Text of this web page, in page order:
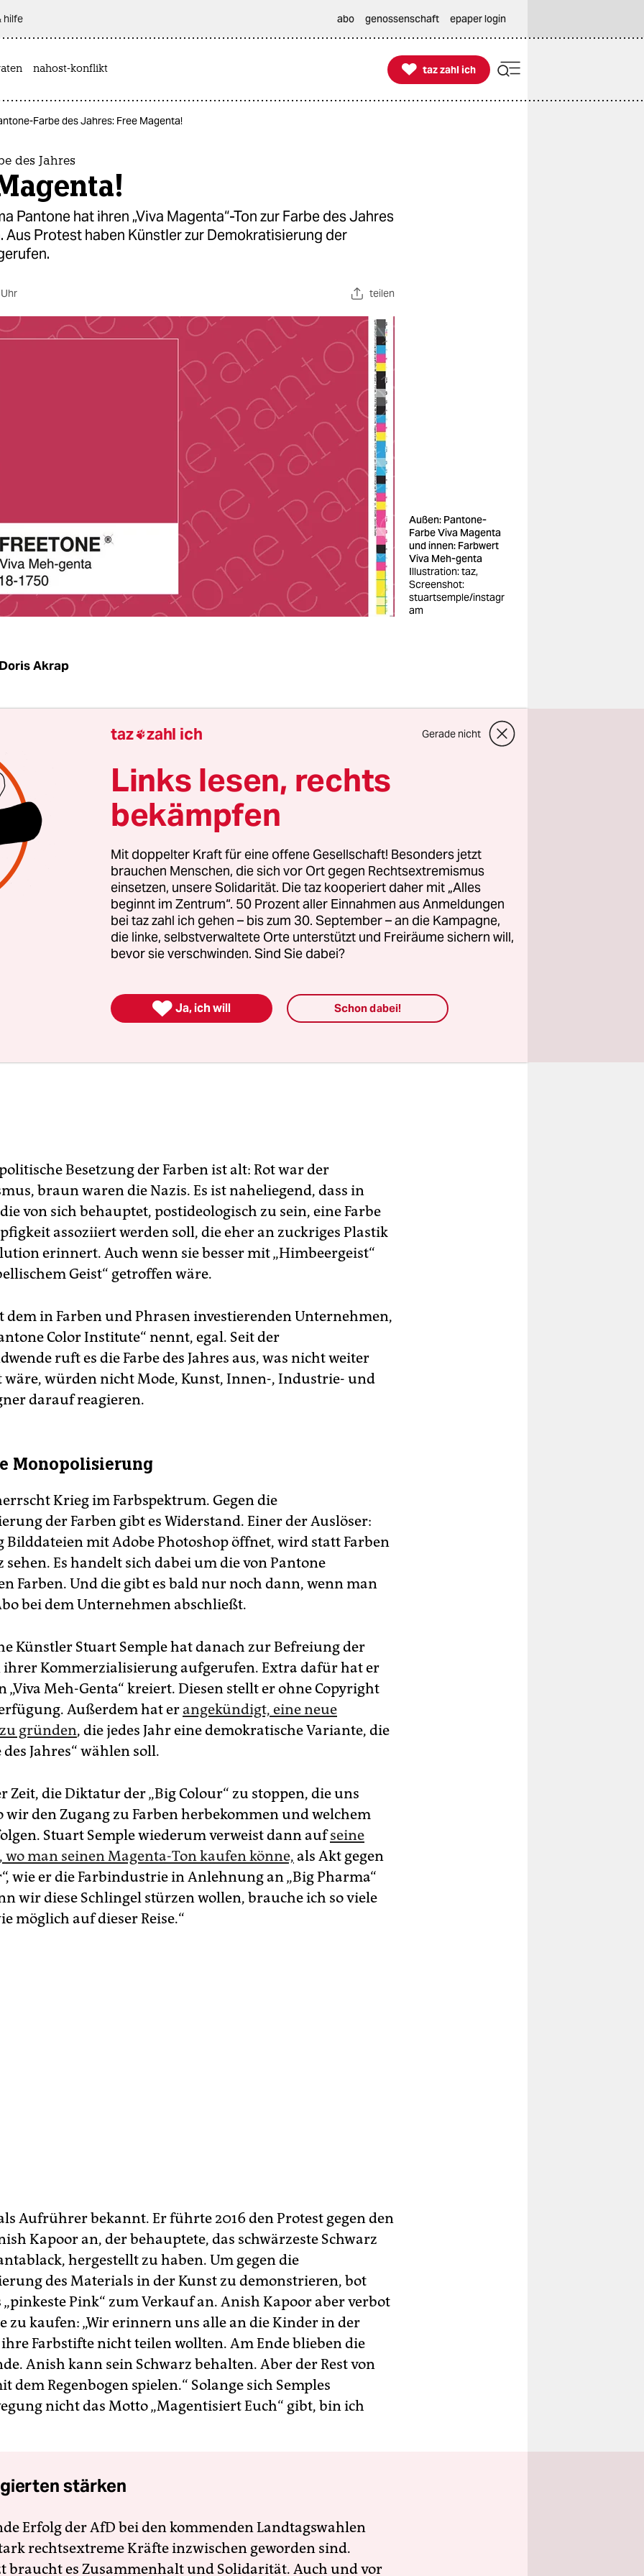
hilfe abo genossenschaft epaper login
nahost-konflikt 
taz zahl ich
taz zahl ich
Farbe des Jahres: Free Magenta!
des Jahres
Pantone hat ihren „Viva Magenta“-Ton zur Farbe des Jahres
Aus Protest haben Künstler zur Demokratisierung der
teilen
Außen: Pantone-
Farbe Viva Magenta
und innen: Farbwert
Viva Meh-genta
Illustration: taz,
Screenshot:
stuartsemple/instagr
am
Doris Akrap
ist der „unkonventionelle Ton in einer
Zeit“, er ist „mutiger und angstloser Rotton“, der
Signal der Stärke“ demonstriert und ein „freudiges und
Feiern“ und „rebellischen Geist“ repräsentiert. Was sich
Parodie auf Marketing, das den Zeitgeist zum Kunden
ist echte Werbung. Sie stammt vom US-amerikanischen
Pantone, der damit seine von ihm ausgerufene„Farbe des
bewirbt.
Besetzung der Farben ist alt: Rot war der
braun waren die Nazis. Es ist naheliegend, dass in
von sich behauptet, postideologisch zu sein, eine Farbe
assoziiert werden soll, die eher an zuckriges Plastik
erinnert. Auch wenn sie besser mit „Himbeergeist“
Geist“ getroffen wäre.
dem in Farben und Phrasen investierenden Unternehmen,
Color Institute“ nennt, egal. Seit der
ruft es die Farbe des Jahres aus, was nicht weiter
wäre, würden nicht Mode, Kunst, Innen-, Industrie- und
darauf reagieren.
Monopolisierung
Krieg im Farbspektrum. Gegen die
der Farben gibt es Widerstand. Einer der Auslöser:
Bilddateien mit Adobe Photoshop öffnet, wird statt Farben
sehen. Es handelt sich dabei um die von Pantone
Farben. Und die gibt es bald nur noch dann, wenn man
bei dem Unternehmen abschließt.
Künstler Stuart Semple hat danach zur Befreiung der
ihrer Kommerzialisierung aufgerufen. Extra dafür hat er
„Viva Meh-Genta“ kreiert. Diesen stellt er ohne Copyright
Außerdem hat er angekündigt, eine neue
gründen, die jedes Jahr eine demokratische Variante, die
des Jahres“ wählen soll.
Zeit, die Diktatur der „Big Colour“ zu stoppen, die uns
wir den Zugang zu Farben herbekommen und welchem
Stuart Semple wiederum verweist dann aufseine
wo man seinen Magenta-Ton kaufen könne, als Akt gegen
wie er die Farbindustrie in Anlehnung an „Big Pharma“
wir diese Schlingel stürzen wollen, brauche ich so viele
möglich auf dieser Reise.“
Aufrührer bekannt. Er führte 2016 den Protest gegen den
Kapoor an, der behauptete, das schwärzeste Schwarz
hergestellt zu haben. Um gegen die
des Materials in der Kunst zu demonstrieren, bot
„pinkeste Pink“ zum Verkauf an. Anish Kapoor aber verbot
zu kaufen: „Wir erinnern uns alle an die Kinder in der
ihre Farbstifte nicht teilen wollten. Am Ende blieben die
Anish kann sein Schwarz behalten. Aber der Rest von
dem Regenbogen spielen.“ Solange sich Semples
nicht das Motto „Magentisiert Euch“ gibt, bin ich
stärken
Erfolg der AfD bei den kommenden Landtagswahlen
rechtsextreme Kräfte inzwischen geworden sind.
braucht es Zusammenhalt und Solidarität. Auch und vor
taz zahl ich Gerade nicht
Links lesen, rechts
bekämpfen
Mit doppelter Kraft für eine offene Gesellschaft! Besonders jetzt
brauchen Menschen, die sich vor Ort gegen Rechtsextremismus
einsetzen, unsere Solidarität. Die taz kooperiert daher mit „Alles
beginnt im Zentrum“. 50 Prozent aller Einnahmen aus Anmeldungen
bei taz zahl ich gehen – bis zum 30. September – an die Kampagne,
die linke, selbstverwaltete Orte unterstützt und Freiräume sichern will,
bevor sie verschwinden. Sind Sie dabei?
 Ja, ich will Schon dabei!